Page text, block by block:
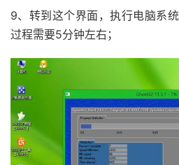
9、转到这个界面，执行电脑系
过程需要5分钟左右；